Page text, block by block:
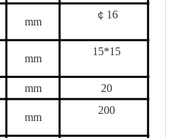
mm
￠ 16
mm
15*15
mm 20
mm
200